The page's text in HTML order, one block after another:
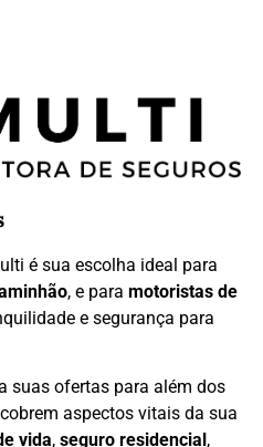
é sua escolha ideal para
, e para motoristas de
e segurança para
suas ofertas para além dos
aspectos vitais da sua
vida, seguro residencial ,